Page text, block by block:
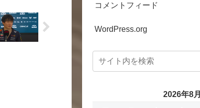
コメントフィード
WordPress.org
2026年8月